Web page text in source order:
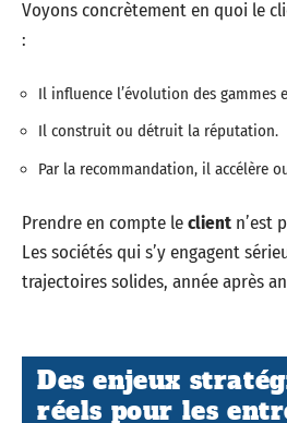
Voyons concrètement en quoi le
:
Il influence l’évolution des gammes
Il construit ou détruit la réputation.
Par la recommandation, il accélère
Prendre en compte leclient n’est
Les sociétés qui s’y engagent
trajectoires solides, année après
Des enjeux
réels pour les